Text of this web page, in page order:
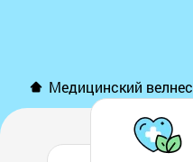
Медицинский велнес